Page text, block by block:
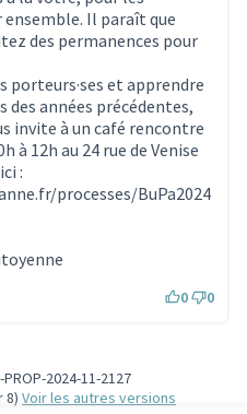
Il paraît que
des permanences pour
porteurs·ses et apprendre
des années précédentes,
invite à un café rencontre
à 12h au 24 rue de Venise
:
processes/BuPa2024
un nouvel onglet)
0 0
2024-11-2127
8)
voir les autres versions